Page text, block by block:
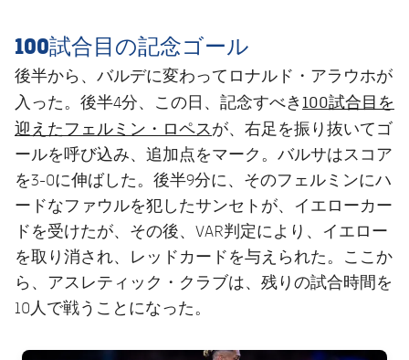
100試合目の記念ゴール
後半から、バルデに変わってロナルド・アラウホが
入った。後半4分、この日、記念すべき 100試合目を
迎えたフェルミン・ロペスが、右足を振り抜いてゴ
ールを呼び込み、追加点をマーク。バルサはスコア
を3-0に伸ばした。後半9分に、そのフェルミンにハ
ードなファウルを犯したサンセトが、イエローカー
ドを受けたが、その後、VAR判定により、イエロー
を取り消され、レッドカードを与えられた。ここか
ら、アスレティック・クラブは、残りの試合時間を
10人で戦うことになった。